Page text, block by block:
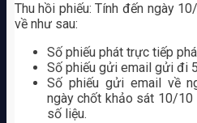
Thu hồi phiếu: Tính đến ngày
về như sau:
Số phiếu phát trực tiếp
Số phiếu gửi email gửi đi
Số phiếu gửi email về
ngày chốt khảo sát 10/10
số liệu.